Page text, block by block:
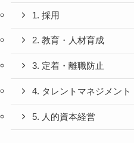
1. 採用
2. 教育・人材育成
3. 定着・離職防止
4. タレントマネジメント
5. 人的資本経営